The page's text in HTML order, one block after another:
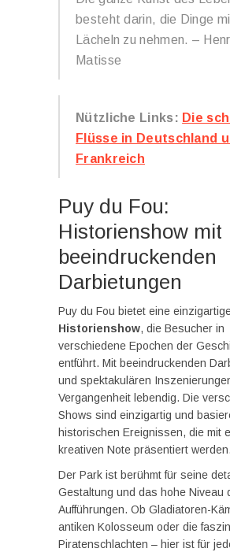
besteht darin, die Dinge
Lächeln zu nehmen. –
Matisse
Nützliche Links: Die
Flüsse in Deutschland
Frankreich
Puy du Fou:
Historienshow mit
beeindruckenden
Darbietungen
Puy du Fou bietet eine
Historienshow, die Besucher in
verschiedene Epochen der
entführt. Mit beeindruckenden
und spektakulären
Vergangenheit lebendig. Die
Shows sind einzigartig und
historischen Ereignissen, die mit
kreativen Note präsentiert werden.
Der Park ist berühmt für seine
Gestaltung und das hohe Niveau
Aufführungen. Ob Gladiatoren-
antiken Kolosseum oder die
Piratenschlachten – hier ist für